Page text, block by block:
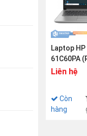
Laptop HP
61C60PA
3250U |
Liên hệ
Còn
hàng